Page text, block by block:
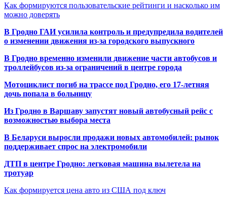
Как формируются пользовательские рейтинги и насколько им
можно доверять
В Гродно ГАИ усилила контроль и предупредила водителей
о изменении движения из-за городского выпускного
В Гродно временно изменили движение части автобусов и
троллейбусов из-за ограничений в центре города
Мотоциклист погиб на трассе под Гродно, его 17-летняя
дочь попала в больницу
Из Гродно в Варшаву запустят новый автобусный рейс с
возможностью выбора места
В Беларуси выросли продажи новых автомобилей: рынок
поддерживает спрос на электромобили
ДТП в центре Гродно: легковая машина вылетела на
тротуар
Как формируется цена авто из США под ключ